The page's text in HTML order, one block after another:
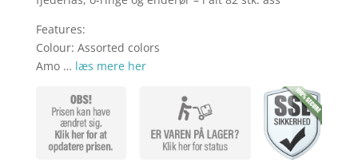
Features:
Colour: Assorted colors
Amo … læs mere her